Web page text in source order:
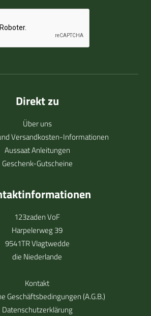
Direkt zu
Über uns
Versandkosten-Informationen
Aussaat Anleitungen
Geschenk-Gutscheine
123zaden VoF
Harpelerweg 39
9541TR Vlagtwedde
die Niederlande
Kontakt
Geschäftsbedingungen (A.G.B.)
Datenschutzerklärung